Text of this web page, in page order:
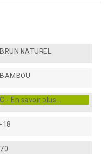
BRUN NATUREL
BAMBOU
C - En savoir plus...
-18
70